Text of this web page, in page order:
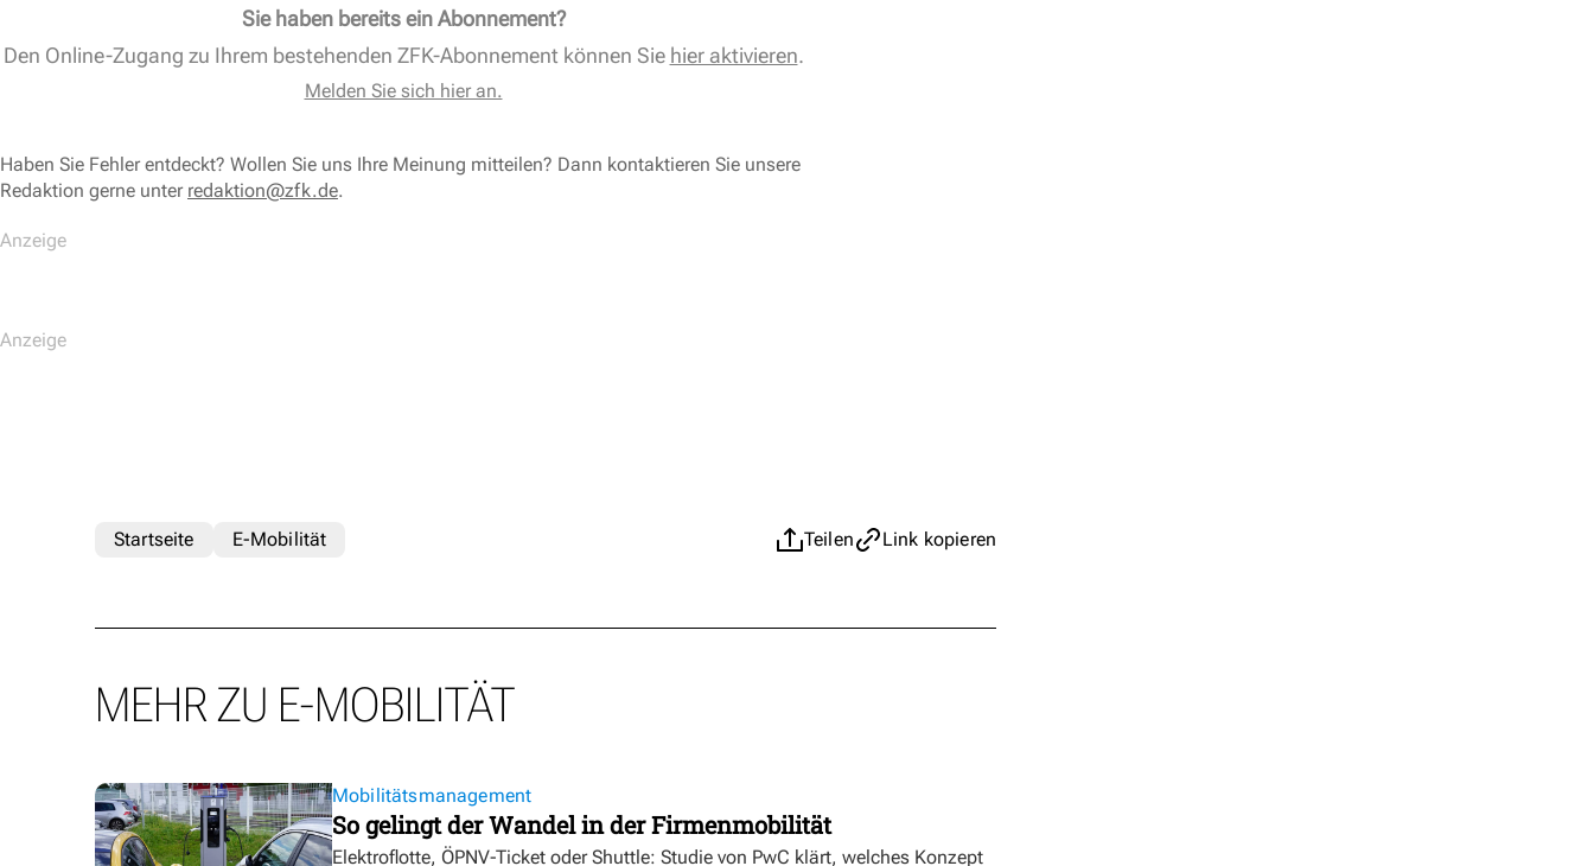
Sie haben bereits ein Abonnement?
Den Online-Zugang zu Ihrem bestehenden ZFK-Abonnement können Sie hier aktivieren.
Melden Sie sich hier an.
Haben Sie Fehler entdeckt? Wollen Sie uns Ihre Meinung mitteilen? Dann kontaktieren Sie unsere
Redaktion gerne unter redaktion@zfk.de.
Teilen Link kopieren
Startseite E-Mobilität
MEHR ZU E-MOBILITÄT
Mobilitätsmanagement
So gelingt der Wandel in der Firmenmobilität
Elektroflotte, ÖPNV-Ticket oder Shuttle: Studie von PwC klärt, welches Konzept